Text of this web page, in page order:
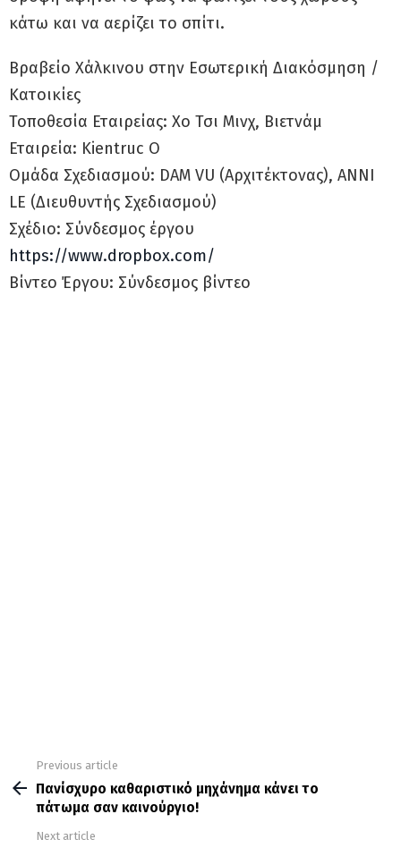
κάτω και να αερίζει το σπίτι.
Βραβείο Χάλκινου στην Εσωτερική Διακόσμηση /
Κατοικίες
Τοποθεσία Εταιρείας: Χο Τσι Μινχ, Βιετνάμ
Εταιρεία: Kientruc O
Ομάδα Σχεδιασμού: DAM VU (Αρχιτέκτονας), ANNI
LE (Διευθυντής Σχεδιασμού)
Σχέδιο: Σύνδεσμος έργου
https://www.dropbox.com/
Βίντεο Έργου: Σύνδεσμος βίντεο
more
Previous article
Πανίσχυρο καθαριστικό μηχάνημα κάνει το
πάτωμα σαν καινούργιο!
Next article